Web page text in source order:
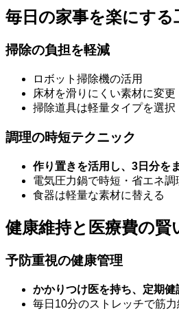
毎日の家事を楽にする
掃除の負担を軽減
ロボット掃除機の活用
床材を滑りにくい素材に変更
掃除道具は軽量タイプを選択
調理の時短テクニック
作り置きを活用し、3日分を
電気圧力鍋で時短・省エネ調
食器は軽量な素材に替える
健康維持と医療費の賢
予防重視の健康管理
かかりつけ医を持ち、定期健
毎日10分のストレッチで筋